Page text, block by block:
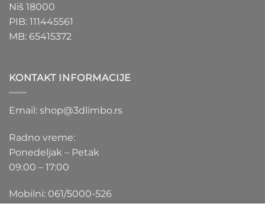
Niš 18000
PIB: 111445561
MB: 65415372
KONTAKT INFORMACIJE
Email: shop@3dlimbo.rs
Radno vreme:
Ponedeljak – Petak
09:00 – 17:00
Mobilni: 061/5000-526